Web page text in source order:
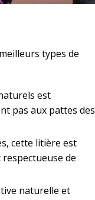
types de
est
pas aux pattes des
cette litière est
de
naturelle et